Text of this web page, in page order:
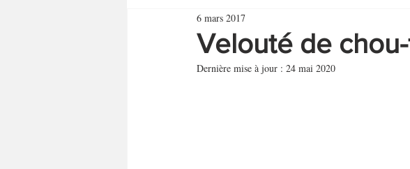
Mes gourmandises - les gâteaux du b
Mes gourmandises - plaisirs d'enfan
Velouté de
6 mars 2017
Dernière mise à jour : 24 mai 2020